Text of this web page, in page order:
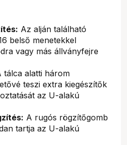
Az alján található
belső menetekkel
vagy más állványfejre
tálca alatti három
teszi extra kiegészítők
az U-alakú
A rugós rögzítőgomb
tartja az U-alakú